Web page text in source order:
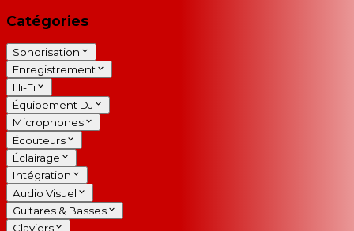
Catégories
Sonorisation
Enregistrement
Hi-Fi
Équipement DJ
Microphones
Écouteurs
Éclairage
Intégration
Audio Visuel
Guitares & Basses
Claviers